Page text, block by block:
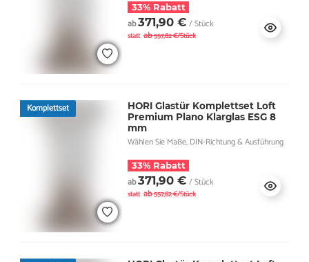
33% Rabatt
ab371,90 € / Stück
statt ab557,82 €/Stück
Komplettset
HORI Glastür Komplettset Loft
Premium Plano Klarglas ESG 8
mm
Wählen Sie Maße, DIN-Richtung & Ausführung
33% Rabatt
ab371,90 € / Stück
statt ab557,82 €/Stück